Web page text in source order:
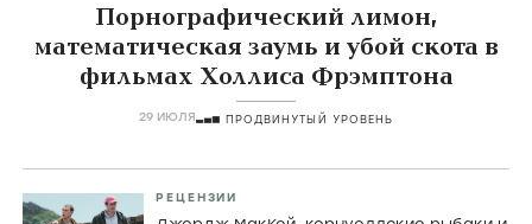
Порнографический лимон,
математическая заумь и убой скота в
фильмах Холлиса Фрэмптона
29 ИЮЛЯ ПРОДВИНУТЫЙ УРОВЕНЬ
РЕЦЕНЗИИ